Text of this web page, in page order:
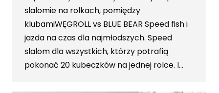
slalomie na rolkach, pomiędzy
klubamiWĘGROLL vs BLUE BEAR Speed fish i
jazda na czas dla najmłodszych. Speed
slalom dla wszystkich, którzy potrafią
pokonać 20 kubeczków na jednej rolce. I…